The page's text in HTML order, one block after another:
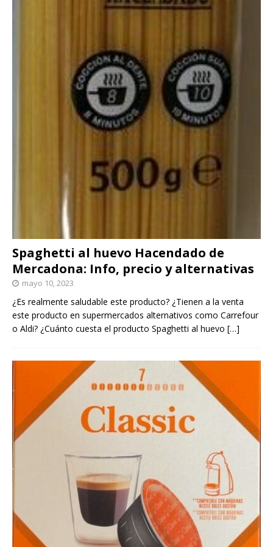
Spaghetti al huevo Hacendado de
Mercadona: Info, precio y alternativas
mayo 10, 2023
¿Es realmente saludable este producto? ¿Tienen a la venta
este producto en supermercados alternativos como Carrefour
o Aldi? ¿Cuánto cuesta el producto Spaghetti al huevo […]